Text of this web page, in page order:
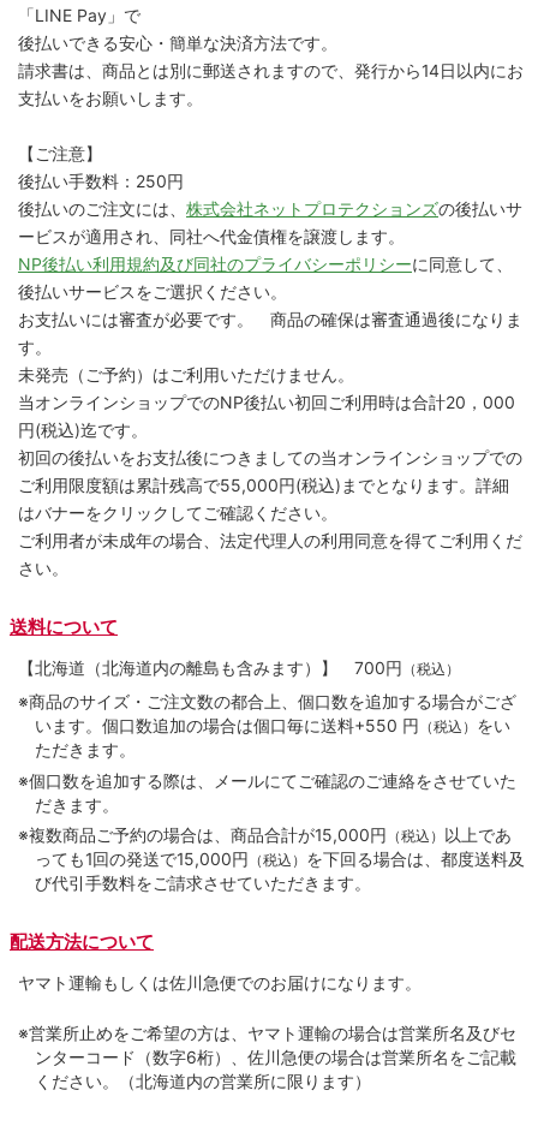
「LINE Pay」で
後払いできる安心・簡単な決済方法です。
請求書は、商品とは別に郵送されますので、発行から14日以内にお
支払いをお願いします。
【ご注意】
後払い手数料：250円
後払いのご注文には、 株式会社ネットプロテクションズの後払いサ
ービスが適用され、同社へ代金債権を譲渡します。
NP後払い利用規約及び同社のプライバシーポリシーに同意して、
後払いサービスをご選択ください。
お支払いには審査が必要です。 商品の確保は審査通過後になりま
す。
未発売（ご予約）はご利用いただけません。
当オンラインショップでのNP後払い初回ご利用時は合計20，000
円(税込)迄です。
初回の後払いをお支払後につきましての当オンラインショップでの
ご利用限度額は累計残高で55,000円(税込)までとなります。詳細
はバナーをクリックしてご確認ください。
ご利用者が未成年の場合、法定代理人の利用同意を得てご利用くだ
さい。
送料について
【北海道（北海道内の離島も含みます）】 700円 （税込）
※商品のサイズ・ご注文数の都合上、個口数を追加する場合がござ
います。個口数追加の場合は個口毎に送料+550 円 （税込） をい
ただきます。
※個口数を追加する際は、メールにてご確認のご連絡をさせていた
だきます。
※複数商品ご予約の場合は、商品合計が15,000円
（税込）
以上であ
っても1回の発送で15,000円
（税込） を下回る場合は、都度送料及
び代引手数料をご請求させていただきます。
配送方法について
ヤマト運輸もしくは佐川急便でのお届けになります。
※営業所止めをご希望の方は、ヤマト運輸の場合は営業所名及びセ
ンターコード（数字6桁）、佐川急便の場合は営業所名をご記載
ください。（北海道内の営業所に限ります）